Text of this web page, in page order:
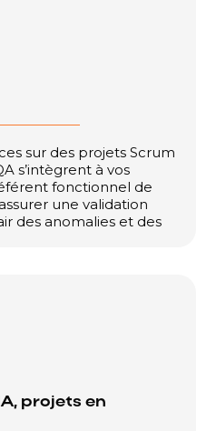
sur des projets Scrum
s’intègrent à vos
fonctionnel de
une validation
des anomalies et des
projets en